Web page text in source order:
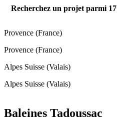
Recherchez un projet parmi 17
Provence (France)
Provence (France)
Alpes Suisse (Valais)
Alpes Suisse (Valais)
Baleines Tadoussac